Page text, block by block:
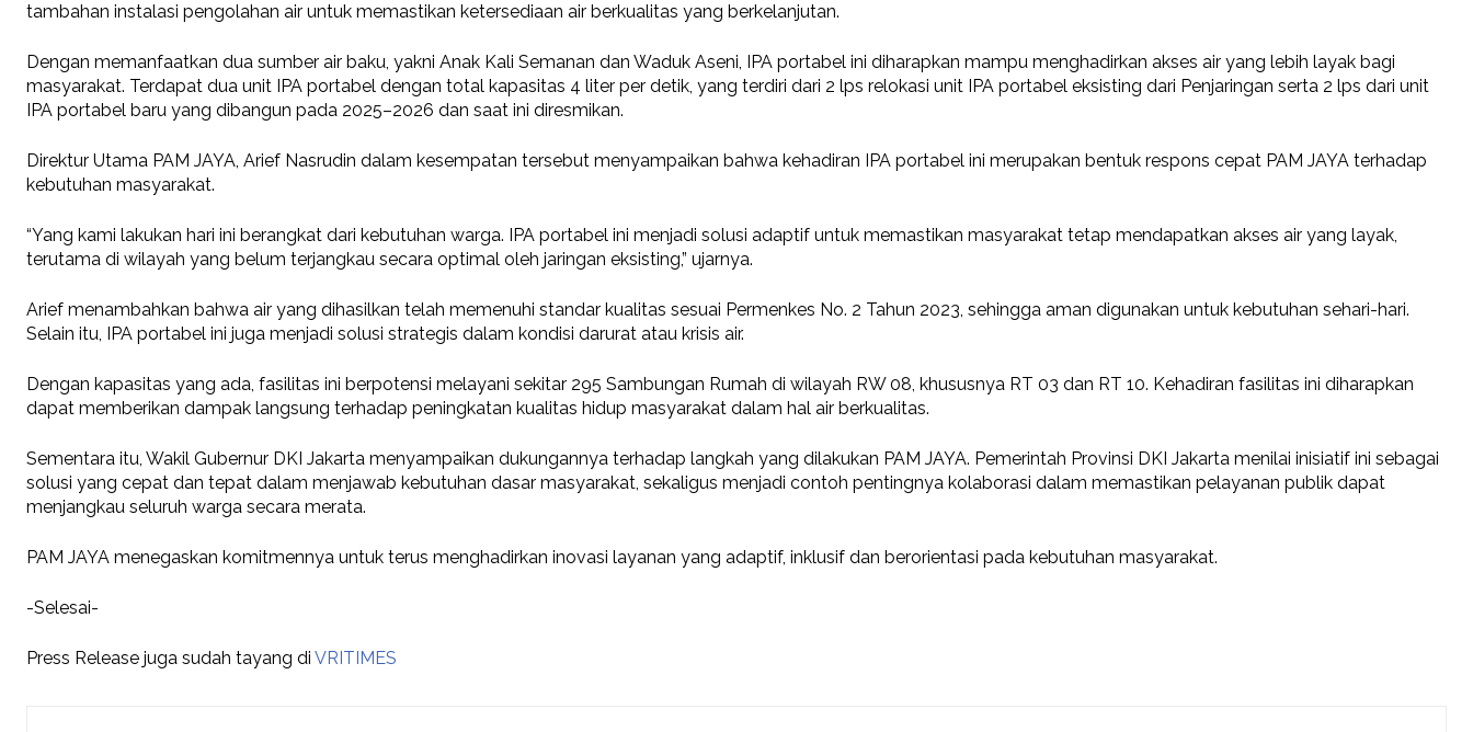
tambahan instalasi pengolahan air untuk memastikan ketersediaan air berkualitas yang berkelanjutan.
Dengan memanfaatkan dua sumber air baku, yakni Anak Kali Semanan dan Waduk Aseni, IPA portabel ini diharapkan mampu menghadirkan akses air yang lebih layak bagi
masyarakat. Terdapat dua unit IPA portabel dengan total kapasitas 4 liter per detik, yang terdiri dari 2 lps relokasi unit IPA portabel eksisting dari Penjaringan serta 2 lps dari unit
IPA portabel baru yang dibangun pada 2025–2026 dan saat ini diresmikan.
Direktur Utama PAM JAYA, Arief Nasrudin dalam kesempatan tersebut menyampaikan bahwa kehadiran IPA portabel ini merupakan bentuk respons cepat PAM JAYA terhadap
kebutuhan masyarakat.
“Yang kami lakukan hari ini berangkat dari kebutuhan warga. IPA portabel ini menjadi solusi adaptif untuk memastikan masyarakat tetap mendapatkan akses air yang layak,
terutama di wilayah yang belum terjangkau secara optimal oleh jaringan eksisting,” ujarnya.
Arief menambahkan bahwa air yang dihasilkan telah memenuhi standar kualitas sesuai Permenkes No. 2 Tahun 2023, sehingga aman digunakan untuk kebutuhan sehari-hari.
Selain itu, IPA portabel ini juga menjadi solusi strategis dalam kondisi darurat atau krisis air.
Dengan kapasitas yang ada, fasilitas ini berpotensi melayani sekitar 295 Sambungan Rumah di wilayah RW 08, khususnya RT 03 dan RT 10. Kehadiran fasilitas ini diharapkan
dapat memberikan dampak langsung terhadap peningkatan kualitas hidup masyarakat dalam hal air berkualitas.
Sementara itu, Wakil Gubernur DKI Jakarta menyampaikan dukungannya terhadap langkah yang dilakukan PAM JAYA. Pemerintah Provinsi DKI Jakarta menilai inisiatif ini sebagai
solusi yang cepat dan tepat dalam menjawab kebutuhan dasar masyarakat, sekaligus menjadi contoh pentingnya kolaborasi dalam memastikan pelayanan publik dapat
menjangkau seluruh warga secara merata.
PAM JAYA menegaskan komitmennya untuk terus menghadirkan inovasi layanan yang adaptif, inklusif dan berorientasi pada kebutuhan masyarakat.
-Selesai-
Press Release juga sudah tayang di VRITIMES